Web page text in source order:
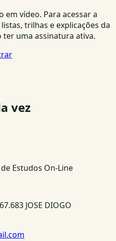
em vídeo. Para acessar a
trilhas e explicações da
ter uma assinatura ativa.
vez
Estudos On-Line
JOSE DIOGO